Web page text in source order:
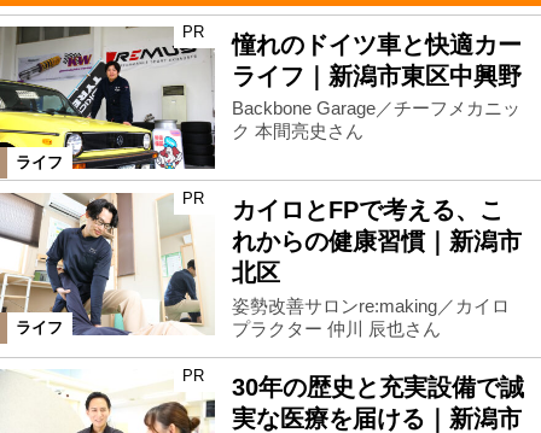
ライフ
PR
憧れのドイツ車と快適カー
ライフ｜新潟市東区中興野
Backbone Garage／チーフメカニッ
ク 本間亮史さん
ライフ
PR
カイロとFPで考える、こ
れからの健康習慣｜新潟市
北区
姿勢改善サロンre:making／カイロ
プラクター 仲川 辰也さん
PR
30年の歴史と充実設備で誠
実な医療を届ける｜新潟市